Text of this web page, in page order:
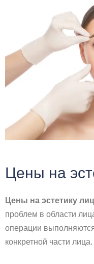
Цены на
Цены на эстетику
проблем в области
операции
конкретной части лица.